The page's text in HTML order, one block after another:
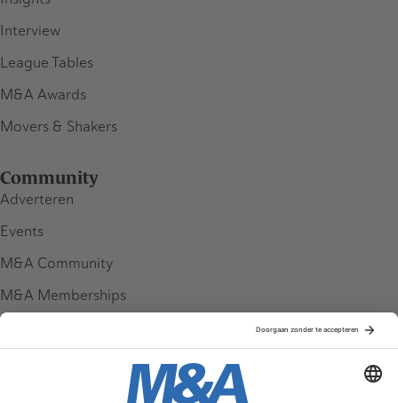
Interview
League Tables
M&A Awards
Movers & Shakers
Community
Adverteren
Events
M&A Community
M&A Memberships